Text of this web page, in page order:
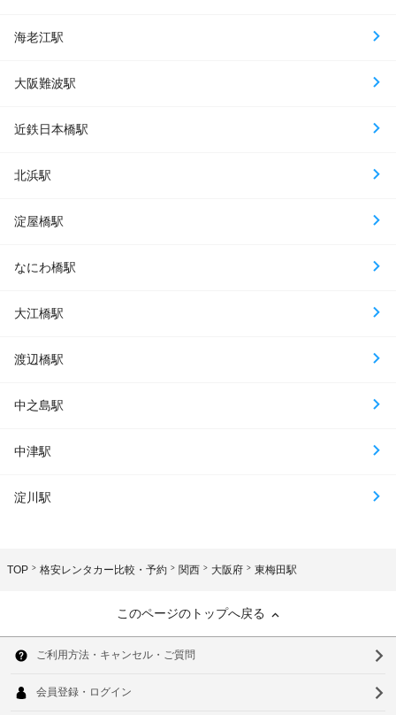
海老江駅
大阪難波駅
近鉄日本橋駅
北浜駅
淀屋橋駅
なにわ橋駅
大江橋駅
渡辺橋駅
中之島駅
中津駅
淀川駅
TOP 格安レンタカー比較・予約 関西 大阪府 東梅田駅
このページのトップへ戻る